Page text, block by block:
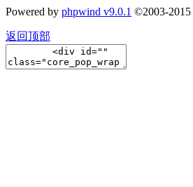
Powered by phpwind v9.0.1 ©2003-2015
返回顶部